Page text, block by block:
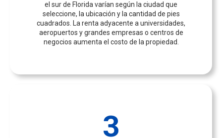
el sur de Florida varían según la ciudad que
seleccione, la ubicación y la cantidad de pies
cuadrados. La renta adyacente a universidades,
aeropuertos y grandes empresas o centros de
negocios aumenta el costo de la propiedad.
3